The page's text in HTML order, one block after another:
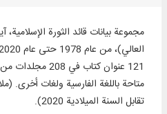
مجموعة بيانات قائد الثورة
121 عنوان كتاب
تقابل السنة الميلادية 2020).